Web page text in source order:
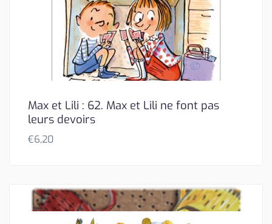
Max et Lili : 62. Max et Lili ne font pas
leurs devoirs
€6,20